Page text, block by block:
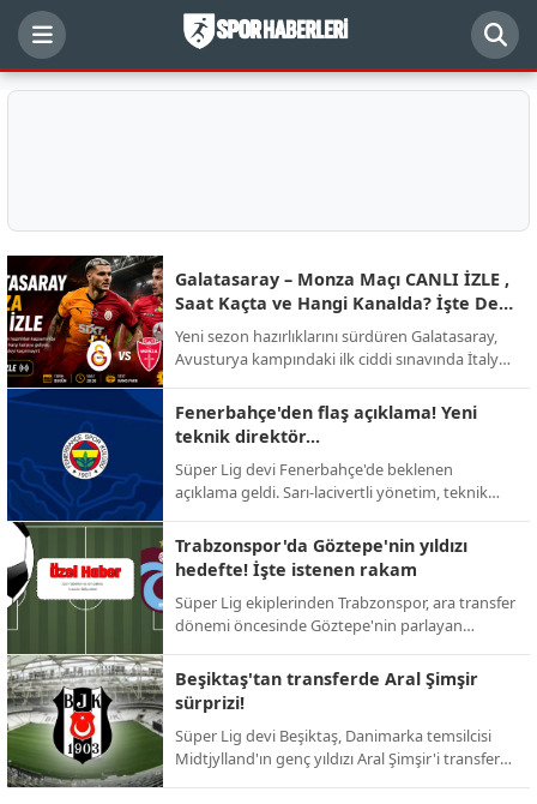
Galatasaray – Monza Maçı CANLI İZLE ,
Saat Kaçta ve Hangi Kanalda? İşte Dev
Randevunun Detayları
Yeni sezon hazırlıklarını sürdüren Galatasaray,
Avusturya kampındaki ilk ciddi sınavında İtalyan
Futbolseverlerin merakla beklediği kritik hazırlık
mücadelesinin yayın kanalı, başlama saati ve
muhtemel kadro detayları netleşti.
Fenerbahçe'den flaş açıklama! Yeni
teknik direktör...
Süper Lig devi Fenerbahçe'de beklenen
açıklama geldi. Sarı-lacivertli yönetim, teknik
ardından resmi duyuruyu yaptı. Taraftarların
günlerdir merakla beklediği isim netleşti.
Trabzonspor'da Göztepe'nin yıldızı
hedefte! İşte istenen rakam
Süper Lig ekiplerinden Trabzonspor, ara transfer
dönemi öncesinde Göztepe'nin parlayan
Bordo-mavili yönetimin, iddialı bir kadro kurma
hedefi doğrultusunda girişimlerini hızlandırdığı
öğrenildi.
Beşiktaş'tan transferde Aral Şimşir
sürprizi!
Süper Lig devi Beşiktaş, Danimarka temsilcisi
Midtjylland'ın genç yıldızı Aral Şimşir'i transfer